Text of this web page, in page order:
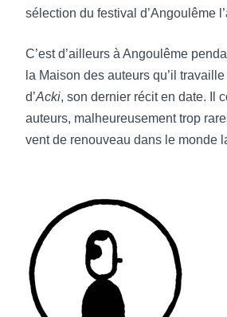
expérimentation constante,
perpétuellement à donner
des pensées et souvenirs
drôle toujours charrié par une
forte. » Liam Debruel,
sélection du festival d’Angoulême
C’est d’ailleurs à Angoulême
la Maison des auteurs qu’il
d’Acki, son dernier récit en date. Il
auteurs, malheureusement trop
vent de renouveau dans le monde